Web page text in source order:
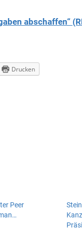
abschaffen“
Drucken
Peer